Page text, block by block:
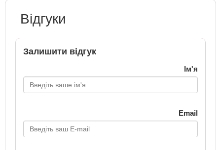
Відгуки
Залишити відгук
Ім'я
Email